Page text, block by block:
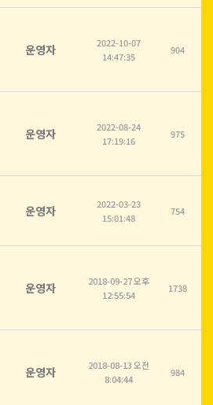
운영자
2022-10-07
14:47:35
904
운영자
2022-08-24
17:19:16
975
운영자
2022-03-23
15:01:48
754
운영자
2018-09-27 오후
12:55:54
1738
운영자
2018-08-13 오전
8:04:44
984